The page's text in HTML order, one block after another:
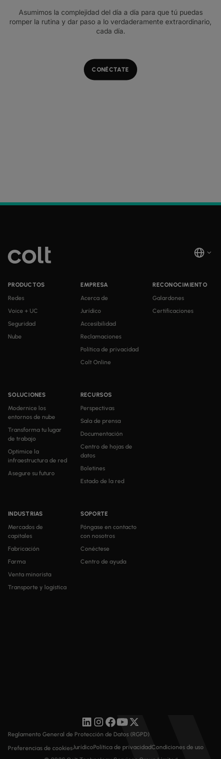
Asumimos la complejidad del día a día para que tú puedas
romper la rutina y dar paso a lo verdaderamente extraordinario,
cada día.
CONÉCTATE
PRODUCTOS
Redes
Voice + UC
Seguridad
Nube
SOLUCIONES
Modernice los
entornos de nube
Transforma tu lugar
de trabajo
Optimice la
infraestructura de red
Asegure su futuro
INDUSTRIAS
Mercados de
capitales
Fabricación
Farma
Venta minorista
Transporte y logística
RECURSOS
Perspectivas
Sala de prensa
Documentación
Centro de hojas de
datos
Boletines
Estado de la red
EMPRESA
Acerca de
Jurídico
Accesibilidad
Reclamaciones
Política de privacidad
Colt Online
SOPORTE
Póngase en contacto
con nosotros
Conéctese
Centro de ayuda
RECONOCIMIENTO
Galardones
Certificaciones
Reglamento General de Protección de Datos (RGPD)
Preferencias de cookiesJurídicoPolítica de privacidadCondiciones de uso